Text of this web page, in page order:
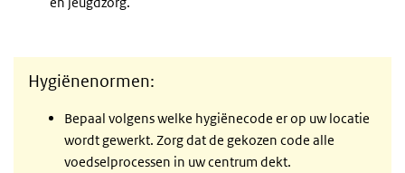
Hygiënenormen:
Bepaal volgens welke hygiënecode er op uw locatie
wordt gewerkt. Zorg dat de gekozen code alle
voedselprocessen in uw centrum dekt.